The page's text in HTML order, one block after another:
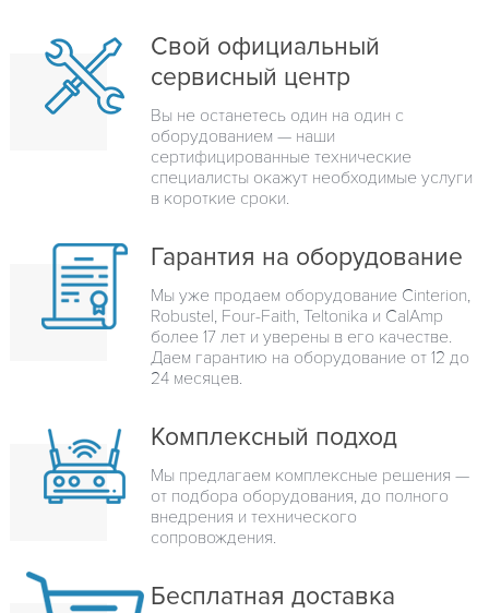
Свой официальный
сервисный центр
Вы не останетесь один на один с
оборудованием — наши
сертифицированные технические
специалисты окажут необходимые услуги
в короткие сроки.
Гарантия на оборудование
Мы уже продаем оборудование Cinterion,
Robustel, Four-Faith, Teltonika и CalAmp
более 17 лет и уверены в его качестве.
Даем гарантию на оборудование от 12 до
24 месяцев.
Комплексный подход
Мы предлагаем комплексные решения —
от подбора оборудования, до полного
внедрения и технического
сопровождения.
Бесплатная доставка